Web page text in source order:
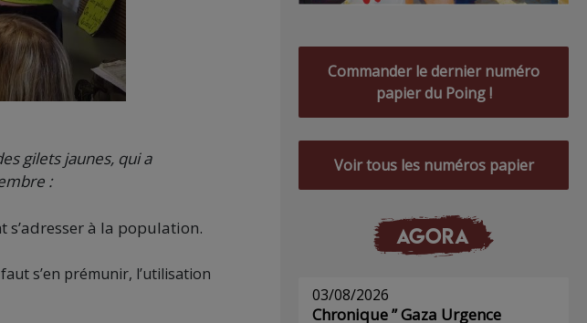
gilets jaunes, qui a
:
s’adresser à la population.
s’en prémunir, l’utilisation
Commander le dernier numéro
papier du Poing !
Voir tous les numéros papier
AGORA
03/08/2026
Chronique ” Gaza Urgence